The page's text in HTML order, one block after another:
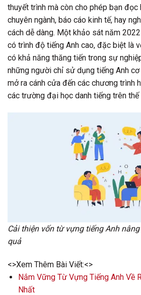
thuyết trình mà còn cho phép bạn đọc
chuyên ngành, báo cáo kinh tế, hay
cách dễ dàng. Một khảo sát năm
có trình độ tiếng Anh cao, đặc biệt là
có khả năng thăng tiến trong sự
những người chỉ sử dụng tiếng Anh
mở ra cánh cửa đến các chương trình
các trường đại học danh tiếng trên thế
Cải thiện vốn từ vựng tiếng Anh
quả
<>Xem Thêm Bài Viết:<>
Nắm Vững Từ Vựng Tiếng Anh Về
Nhất